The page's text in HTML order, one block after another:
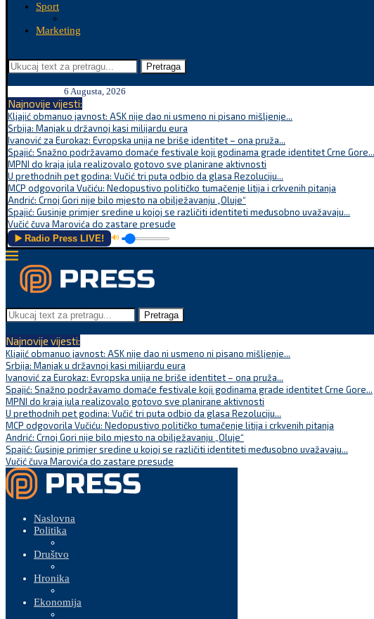
Sport
Marketing
Pretraga
6 Augusta, 2026
Najnovije vijesti:
Kljajić obmanuo javnost: ASK nije dao ni usmeno ni pisano mišljenje...
Srbija: Manjak u državnoj kasi milijardu eura
Ivanović za Eurokaz: Evropska unija ne briše identitet – ona pruža...
Spajić: Snažno podržavamo domaće festivale koji godinama grade identitet Crne Gore...
MPNI do kraja jula realizovalo gotovo sve planirane aktivnosti
U prethodnih pet godina: Vučić tri puta odbio da glasa Rezoluciju...
MCP odgovorila Vučiću: Nedopustivo političko tumačenje litija i crkvenih pitanja
Andrić: Crnoj Gori nije bilo mjesto na obilježavanju „Oluje“
Spajić: Gusinje primjer sredine u kojoj se različiti identiteti međusobno uvažavaju...
Vučić čuva Marovića do zastare presude
▶️ Radio Press LIVE! 🔊
Pretraga
Najnovije vijesti:
Kljajić obmanuo javnost: ASK nije dao ni usmeno ni pisano mišljenje...
Srbija: Manjak u državnoj kasi milijardu eura
Ivanović za Eurokaz: Evropska unija ne briše identitet – ona pruža...
Spajić: Snažno podržavamo domaće festivale koji godinama grade identitet Crne Gore...
MPNI do kraja jula realizovalo gotovo sve planirane aktivnosti
U prethodnih pet godina: Vučić tri puta odbio da glasa Rezoluciju...
MCP odgovorila Vučiću: Nedopustivo političko tumačenje litija i crkvenih pitanja
Andrić: Crnoj Gori nije bilo mjesto na obilježavanju „Oluje“
Spajić: Gusinje primjer sredine u kojoj se različiti identiteti međusobno uvažavaju...
Vučić čuva Marovića do zastare presude
Naslovna
Politika
Društvo
Hronika
Ekonomija